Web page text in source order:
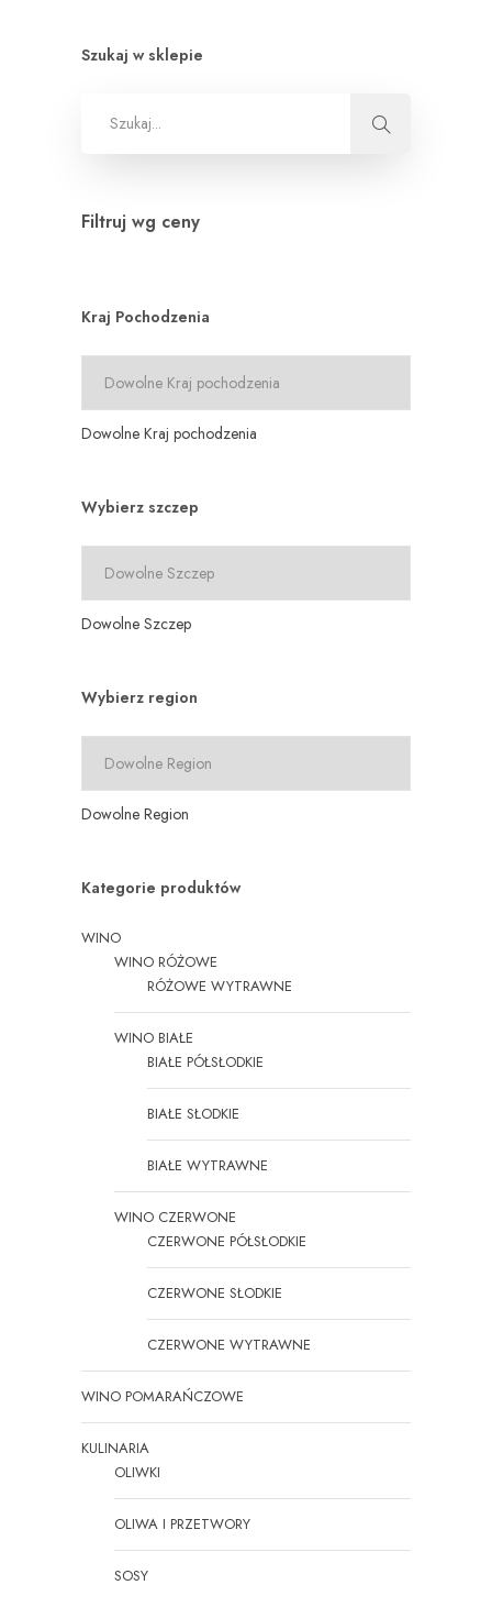
Szukaj w sklepie
Filtruj wg ceny
Kraj Pochodzenia
Dowolne Kraj pochodzenia
Wybierz szczep
Dowolne Szczep
Wybierz region
Dowolne Region
Kategorie produktów
WINO
WINO RÓŻOWE
RÓŻOWE WYTRAWNE
WINO BIAŁE
BIAŁE PÓŁSŁODKIE
BIAŁE SŁODKIE
BIAŁE WYTRAWNE
WINO CZERWONE
CZERWONE PÓŁSŁODKIE
CZERWONE SŁODKIE
CZERWONE WYTRAWNE
WINO POMARAŃCZOWE
KULINARIA
OLIWKI
OLIWA I PRZETWORY
SOSY